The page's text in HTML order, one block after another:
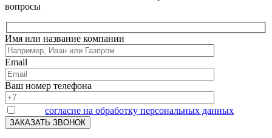
вопросы
Имя или название компании
Email
Ваш номер телефона
согласие на обработку персональных данных